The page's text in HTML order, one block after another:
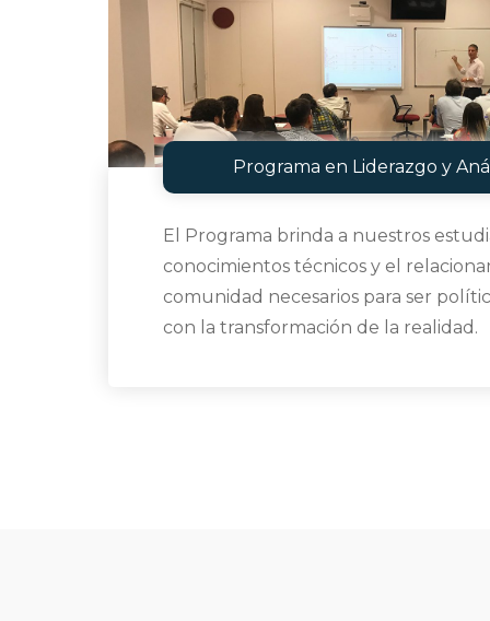
Programa en Liderazgo y
El Programa brinda a nuestros
conocimientos técnicos y el
comunidad necesarios para ser
con la transformación de la realidad.